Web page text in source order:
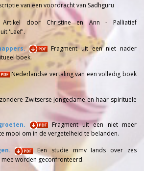
van een voordracht van Sadhguru
door Christine en Ann - Palliatief
'Leef'.
Fragment uit een niet nader
boek.
Nederlandse vertaling van een volledig boek
Zwitserse jongedame en haar spirituele
Fragment uit een niet meer
mooi om in de vergetelheid te belanden.
Een studie mmv Iands over zes
worden geconfronteerd.